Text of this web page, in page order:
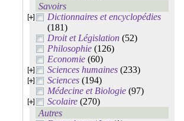
Savoirs
Dictionnaires et encyclopédies
(181)
Droit et Législation (52)
Philosophie (126)
Economie (60)
Sciences humaines (233)
Sciences (194)
Médecine et Biologie (97)
Scolaire (270)
Autres